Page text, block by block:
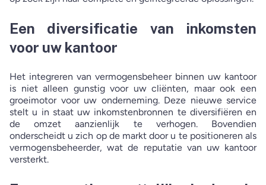
Een diversificatie van inkomsten
voor uw kantoor
Het integreren van vermogensbeheer binnen uw kantoor
is niet alleen gunstig voor uw cliënten, maar ook een
groeimotor voor uw onderneming. Deze nieuwe service
stelt u in staat uw inkomstenbronnen te diversifiëren en
de omzet aanzienlijk te verhogen. Bovendien
onderscheidt u zich op de markt door u te positioneren als
vermogensbeheerder, wat de reputatie van uw kantoor
versterkt.